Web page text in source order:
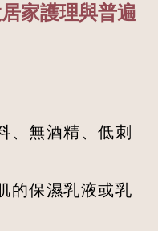
家護理與普遍
、無酒精、低刺
的保濕乳液或乳